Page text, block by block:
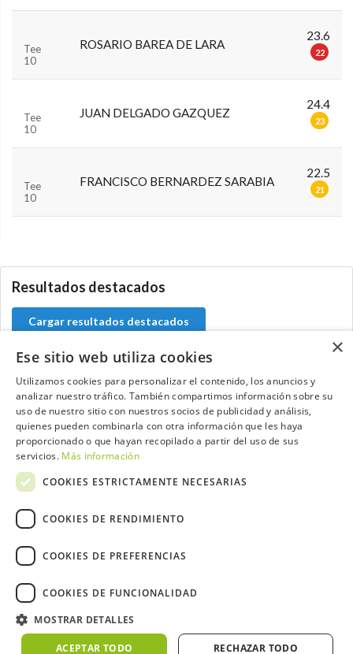
Tee
10
ROSARIO BAREA DE LARA
23.6
22
Tee
10
JUAN DELGADO GAZQUEZ
24.4
23
Tee
10
FRANCISCO BERNARDEZ SARABIA
22.5
21
Resultados destacados
Cargar resultados destacados
Contacta con el equipo de NextCaddy
Opina Contacta
2026 ©NextCaddy.
Política de Cookies
Política de Privacidad
×
Ese sitio web utiliza cookies
Utilizamos cookies para personalizar el contenido, los anuncios y
analizar nuestro tráfico. También compartimos información sobre su
uso de nuestro sitio con nuestros socios de publicidad y análisis,
quienes pueden combinarla con otra información que les haya
proporcionado o que hayan recopilado a partir del uso de sus
servicios. Más información
COOKIES ESTRICTAMENTE NECESARIAS
COOKIES DE RENDIMIENTO
COOKIES DE PREFERENCIAS
COOKIES DE FUNCIONALIDAD
MOSTRAR DETALLES
ACEPTAR TODO RECHAZAR TODO